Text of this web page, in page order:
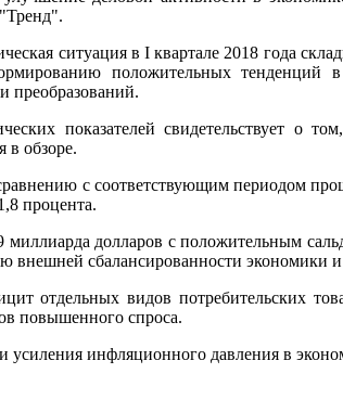
ситуация в I квартале 2018 года
положительных тенденций в
преобразований.
показателей свидетельствует о
в обзоре.
с соответствующим периодом
процента.
долларов с положительным
внешней сбалансированности экономики
отдельных видов потребительских
повышенного спроса.
усиления инфляционного давления в